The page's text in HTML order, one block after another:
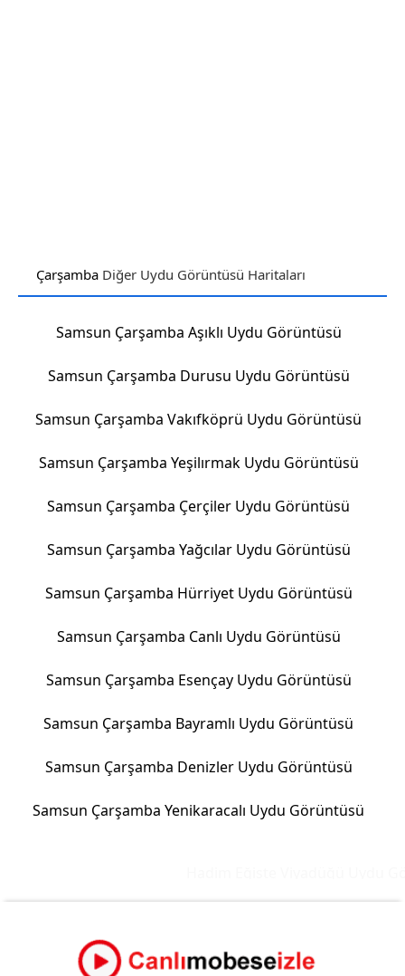
Çarşamba Diğer Uydu Görüntüsü Haritaları
Samsun Çarşamba Aşıklı Uydu Görüntüsü
Samsun Çarşamba Durusu Uydu Görüntüsü
Samsun Çarşamba Vakıfköprü Uydu Görüntüsü
Samsun Çarşamba Yeşilırmak Uydu Görüntüsü
Samsun Çarşamba Çerçiler Uydu Görüntüsü
Samsun Çarşamba Yağcılar Uydu Görüntüsü
Samsun Çarşamba Hürriyet Uydu Görüntüsü
Samsun Çarşamba Canlı Uydu Görüntüsü
Samsun Çarşamba Esençay Uydu Görüntüsü
Samsun Çarşamba Bayramlı Uydu Görüntüsü
Samsun Çarşamba Denizler Uydu Görüntüsü
Samsun Çarşamba Yenikaracalı Uydu Görüntüsü